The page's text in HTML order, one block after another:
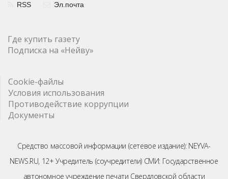
RSS Эл.почта
Где купить газету
Подписка на «Нейву»
Cookie-файлы
Условия использования
Противодействие коррупции
Документы
Средство массовой информации (сетевое издание): NEYVA-
NEWS.RU, 12+ Учредитель (соучредители) СМИ: Государственное
автономное учреждение печати Свердловской области